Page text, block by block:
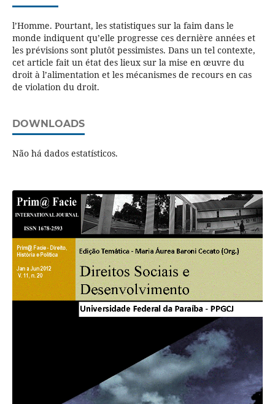
l’Homme. Pourtant, les statistiques sur la faim dans le
monde indiquent qu’elle progresse ces dernière années et
les prévisions sont plutôt pessimistes. Dans un tel contexte,
cet article fait un état des lieux sur la mise en œuvre du
droit à l’alimentation et les mécanismes de recours en cas
de violation du droit.
DOWNLOADS
Não há dados estatísticos.